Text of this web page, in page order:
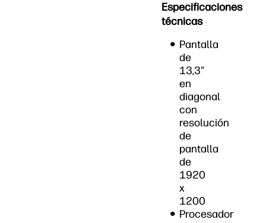
Especificaciones
técnicas
Pantalla
de
13,3"
en
diagonal
con
resolución
de
pantalla
de
1920
x
1200
Procesador